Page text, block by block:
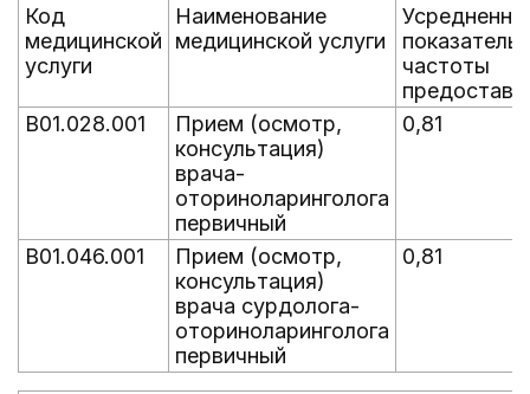
Код
медицинской
услуги
Наименование
медицинской услуги
показатель
частоты
B01.028.001
Прием (осмотр,
консультация)
врача-
оториноларинголога
первичный
0,81
B01.046.001
Прием (осмотр,
консультация)
врача сурдолога-
оториноларинголога
первичный
0,81